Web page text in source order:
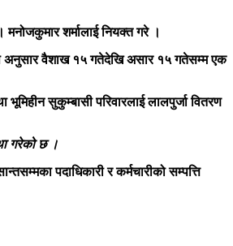
शर्मालाई नियक्त गरे ।
अनुसार वैशाख १५ गतेदेखि असार १५ गतेसम्म एक
सुकुम्बासी परिवारलाई लालपुर्जा वितरण
गरेको छ ।
पदाधिकारी र कर्मचारीको सम्पत्ति